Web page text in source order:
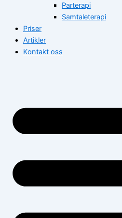
Parterapi
Samtaleterapi
Priser
Artikler
Kontakt oss